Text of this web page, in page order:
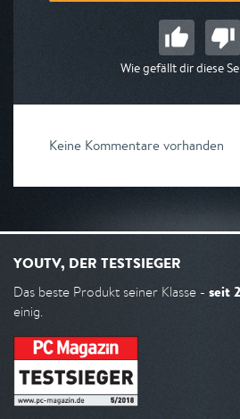
Wie gefällt dir diese
Keine Kommentare vorhanden
YOUTV, DER TESTSIEGER
Das beste Produkt seiner Klasse - seit
einig.